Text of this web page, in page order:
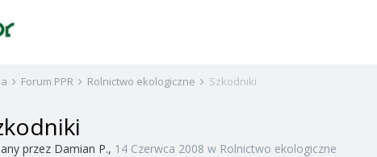
Forum PPR Rolnictwo ekologiczne Szkodniki
przez Damian P., 14 Czerwca 2008 w Rolnictwo ekologiczne